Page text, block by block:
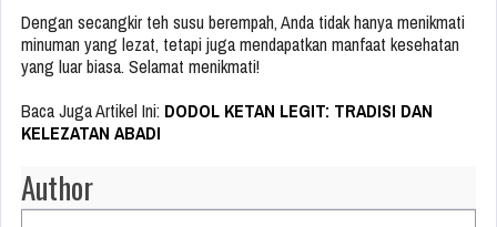
Dengan secangkir teh susu berempah, Anda tidak hanya menikmati
minuman yang lezat, tetapi juga mendapatkan manfaat kesehatan
yang luar biasa. Selamat menikmati!
Baca Juga Artikel Ini: DODOL KETAN LEGIT: TRADISI DAN
KELEZATAN ABADI
Author